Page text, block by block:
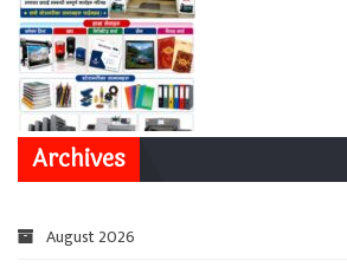
Archives
August 2026